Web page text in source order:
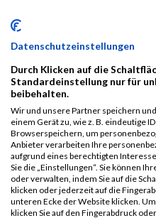
10553
11083
Wegner
10646
Köhler
10676
Kricke
11128
Wünsch
10492
Hanisch
10634
Knauft
10868
Restemeier
10480
Gutsche
Datenschutzeinstellungen
Durch Klicken auf die
Standardeinstellung nur für
beibehalten.
Wir und unsere Partner speichern
einem Gerät zu, wie z. B. eindeutige
Browserspeichern, um
Anbieter verarbeiten Ihre
aufgrund eines berechtigten
Sie die „Einstellungen“. Sie können
oder verwalten, indem Sie auf die
klicken oder jederzeit auf die
unteren Ecke der Website klicken.
klicken Sie auf den Fingerabdruck